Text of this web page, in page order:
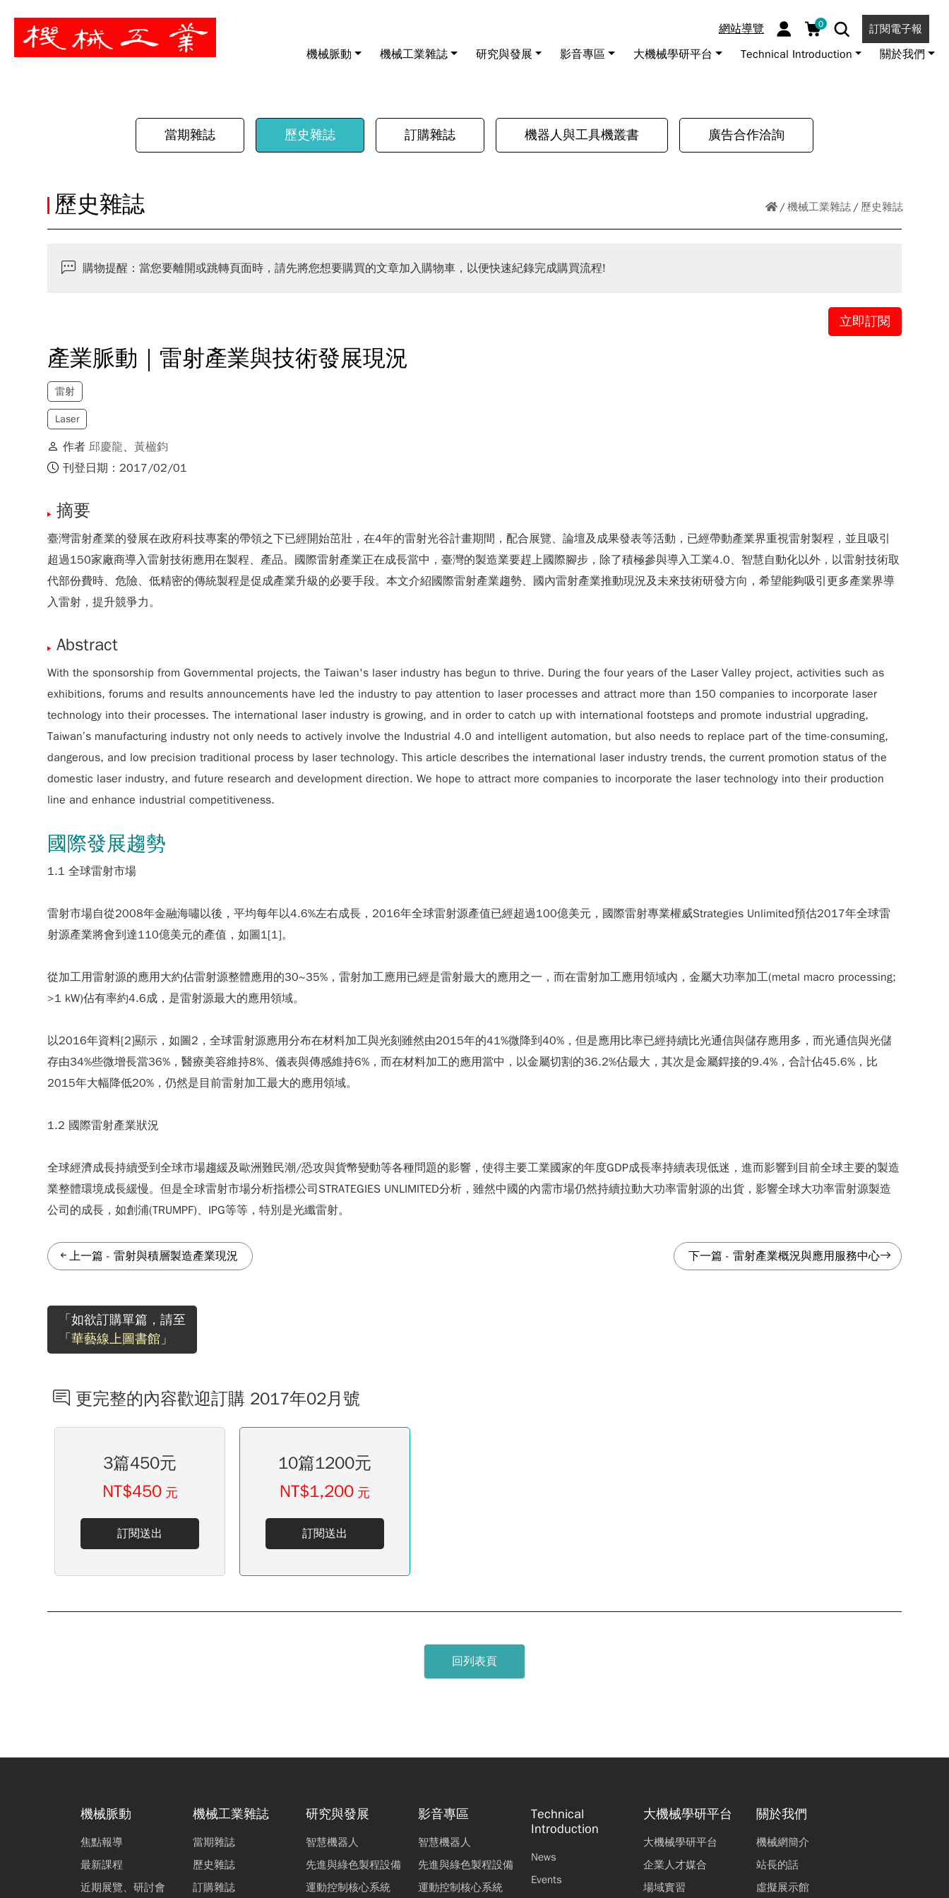
網站導覽 0 訂閱電子報
機械脈動 機械工業雜誌 研究與發展 影音專區 大機械學研平台 Technical Introduction 關於我們
暫停
當期雜誌 歷史雜誌 訂購雜誌 機器人與工具機叢書 廣告合作洽詢
機械工業雜誌 歷史雜誌
歷史雜誌
購物提醒：當您要離開或跳轉頁面時，請先將您想要購買的文章加入購物車，以便快速紀錄完成購買流程!
立即訂閱
產業脈動｜雷射產業與技術發展現況
雷射
Laser
作者邱慶龍、黃楹鈞
刊登日期：2017/02/01
摘要
臺灣雷射產業的發展在政府科技專案的帶領之下已經開始茁壯，在4年的雷射光谷計畫期間，配合展覽、論壇及成果發表等活動，已經帶動產業界重視雷射製程，並且吸引
超過150家廠商導入雷射技術應用在製程、產品。國際雷射產業正在成長當中，臺灣的製造業要趕上國際腳步，除了積極參與導入工業4.0、智慧自動化以外，以雷射技術取
代部份費時、危險、低精密的傳統製程是促成產業升級的必要手段。本文介紹國際雷射產業趨勢、國內雷射產業推動現況及未來技術研發方向，希望能夠吸引更多產業界導
入雷射，提升競爭力。
Abstract
With the sponsorship from Governmental projects, the Taiwan's laser industry has begun to thrive. During the four years of the Laser Valley project, activities such as
exhibitions, forums and results announcements have led the industry to pay attention to laser processes and attract more than 150 companies to incorporate laser
technology into their processes. The international laser industry is growing, and in order to catch up with international footsteps and promote industrial upgrading,
Taiwan’s manufacturing industry not only needs to actively involve the Industrial 4.0 and intelligent automation, but also needs to replace part of the time-consuming,
dangerous, and low precision traditional process by laser technology. This article describes the international laser industry trends, the current promotion status of the
domestic laser industry, and future research and development direction. We hope to attract more companies to incorporate the laser technology into their production
line and enhance industrial competitiveness.
國際發展趨勢
1.1 全球雷射市場
雷射市場自從2008年金融海嘯以後，平均每年以4.6%左右成長，2016年全球雷射源產值已經超過100億美元，國際雷射專業權威Strategies Unlimited預估2017年全球雷
射源產業將會到達110億美元的產值，如圖1[1]。
從加工用雷射源的應用大約佔雷射源整體應用的30~35%，雷射加工應用已經是雷射最大的應用之一，而在雷射加工應用領域內，金屬大功率加工(metal macro processing;
>1 kW)佔有率約4.6成，是雷射源最大的應用領域。
以2016年資料[2]顯示，如圖2，全球雷射源應用分布在材料加工與光刻雖然由2015年的41%微降到40%，但是應用比率已經持續比光通信與儲存應用多，而光通信與光儲
存由34%些微增長當36%，醫療美容維持8%、儀表與傳感維持6%，而在材料加工的應用當中，以金屬切割的36.2%佔最大，其次是金屬銲接的9.4%，合計佔45.6%，比
2015年大幅降低20%，仍然是目前雷射加工最大的應用領域。
1.2 國際雷射產業狀況
全球經濟成長持續受到全球市場趨緩及歐洲難民潮/恐攻與貨幣變動等各種問題的影響，使得主要工業國家的年度GDP成長率持續表現低迷，進而影響到目前全球主要的製造
業整體環境成長緩慢。但是全球雷射市場分析指標公司STRATEGIES UNLIMITED分析，雖然中國的內需市場仍然持續拉動大功率雷射源的出貨，影響全球大功率雷射源製造
公司的成長，如創浦(TRUMPF)、IPG等等，特別是光纖雷射。
上一篇 -雷射與積層製造產業現況 下一篇 - 雷射產業概況與應用服務中心
「如欲訂購單篇，請至
「華藝線上圖書館」
更完整的內容歡迎訂購 2017年02月號
3篇450元
NT$450 元
訂閱送出
10篇1200元
NT$1,200 元
訂閱送出
回列表頁
機械脈動
焦點報導
最新課程
近期展覽、研討會
機械工業雜誌
當期雜誌
歷史雜誌
訂購雜誌
研究與發展
智慧機器人
先進與綠色製程設備
運動控制核心系統
影音專區
智慧機器人
先進與綠色製程設備
運動控制核心系統
Technical
Introduction
News
Events
大機械學研平台
大機械學研平台
企業人才媒合
場域實習
關於我們
機械網簡介
站長的話
虛擬展示館